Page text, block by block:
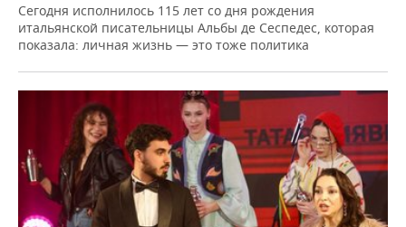
Сегодня исполнилось 115 лет со дня рождения
итальянской писательницы Альбы де Сеспедес, которая
показала: личная жизнь — это тоже политика